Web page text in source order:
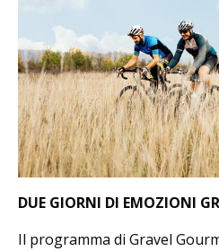
DUE GIORNI DI EMOZIONI
Il programma di Gravel